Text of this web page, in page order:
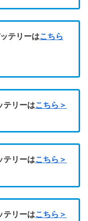
テリーはこちら
テリーはこちら＞
テリーはこちら＞
テリーはこちら＞